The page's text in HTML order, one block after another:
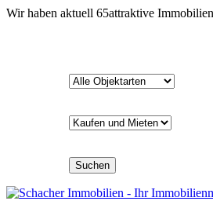
Wir haben aktuell 65attraktive Immobilien
Suchen